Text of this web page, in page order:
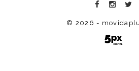
© 2026 -